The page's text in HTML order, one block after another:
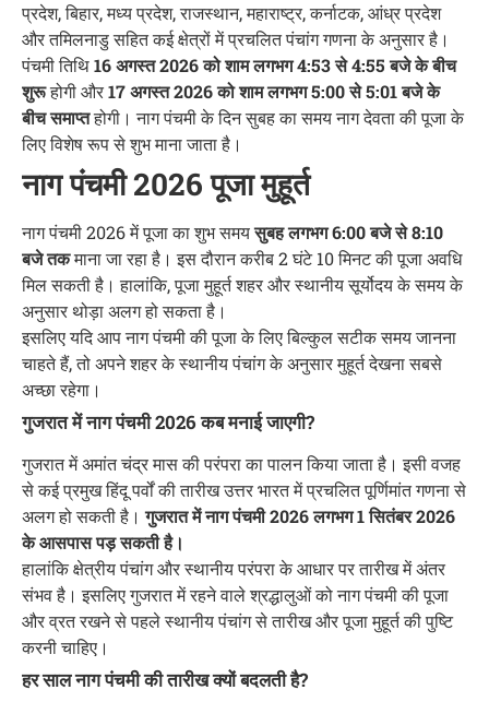
प्रदेश, बिहार, मध्य प्रदेश, राजस्थान, महाराष्ट्र, कर्नाटक, आंध्र प्रदेश
और तमिलनाडु सहित कई क्षेत्रों में प्रचलित पंचांग गणना के अनुसार है।
पंचमी तिथि16 अगस्त 2026 को शाम लगभग 4:53 से 4:55 बजे के बीच
शुरूहोगी और17 अगस्त 2026 को शाम लगभग 5:00 से 5:01 बजे के
बीच समाप्तहोगी। नाग पंचमी के दिन सुबह का समय नाग देवता की पूजा के
लिए विशेष रूप से शुभ माना जाता है।
नाग पंचमी 2026 पूजा मुहूर्त
नाग पंचमी 2026 में पूजा का शुभ समयसुबह लगभग 6:00 बजे से 8:10
बजे तकमाना जा रहा है। इस दौरान करीब 2 घंटे 10 मिनट की पूजा अवधि
मिल सकती है। हालांकि, पूजा मुहूर्त शहर और स्थानीय सूर्योदय के समय के
अनुसार थोड़ा अलग हो सकता है।
इसलिए यदि आप नाग पंचमी की पूजा के लिए बिल्कुल सटीक समय जानना
चाहते हैं, तो अपने शहर के स्थानीय पंचांग के अनुसार मुहूर्त देखना सबसे
अच्छा रहेगा।
गुजरात में नाग पंचमी 2026 कब मनाई जाएगी?
गुजरात में अमांत चंद्र मास की परंपरा का पालन किया जाता है। इसी वजह
से कई प्रमुख हिंदू पर्वों की तारीख उत्तर भारत में प्रचलित पूर्णिमांत गणना से
अलग हो सकती है।गुजरात में नाग पंचमी 2026 लगभग 1 सितंबर 2026
के आसपास पड़ सकती है।
हालांकि क्षेत्रीय पंचांग और स्थानीय परंपरा के आधार पर तारीख में अंतर
संभव है। इसलिए गुजरात में रहने वाले श्रद्धालुओं को नाग पंचमी की पूजा
और व्रत रखने से पहले स्थानीय पंचांग से तारीख और पूजा मुहूर्त की पुष्टि
करनी चाहिए।
हर साल नाग पंचमी की तारीख क्यों बदलती है?